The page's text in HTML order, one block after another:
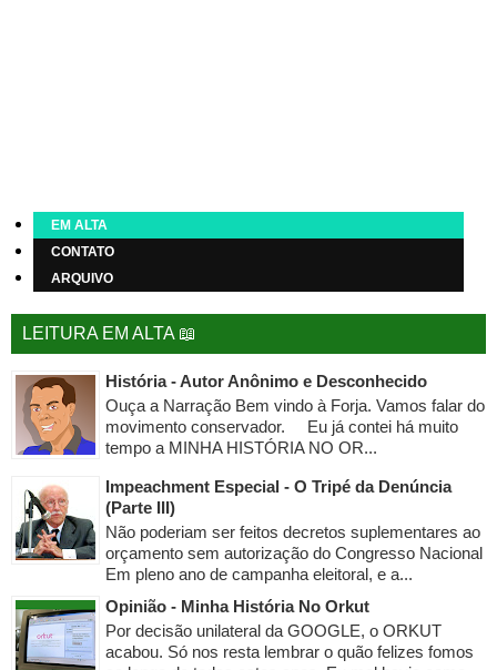
EM ALTA
CONTATO
ARQUIVO
LEITURA EM ALTA 📖
História - Autor Anônimo e Desconhecido
Ouça a Narração Bem vindo à Forja. Vamos falar do
movimento conservador. Eu já contei há muito
tempo a MINHA HISTÓRIA NO OR...
Impeachment Especial - O Tripé da Denúncia
(Parte III)
Não poderiam ser feitos decretos suplementares ao
orçamento sem autorização do Congresso Nacional
Em pleno ano de campanha eleitoral, e a...
Opinião - Minha História No Orkut
Por decisão unilateral da GOOGLE, o ORKUT
acabou. Só nos resta lembrar o quão felizes fomos